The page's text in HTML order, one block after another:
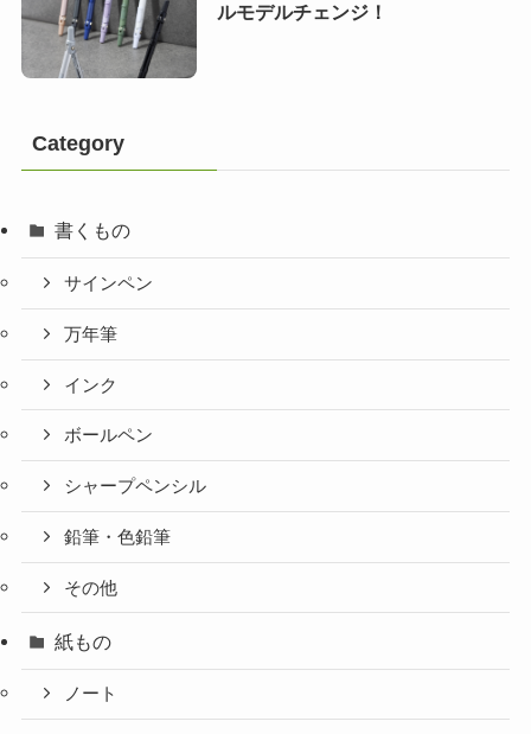
ルモデルチェンジ！
Category
書くもの
サインペン
万年筆
インク
ボールペン
シャープペンシル
鉛筆・色鉛筆
その他
紙もの
ノート